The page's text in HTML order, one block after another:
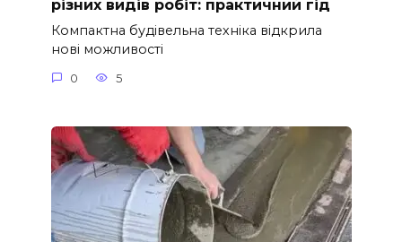
різних видів робіт: практичний гід
Компактна будівельна техніка відкрила
нові можливості
0 5